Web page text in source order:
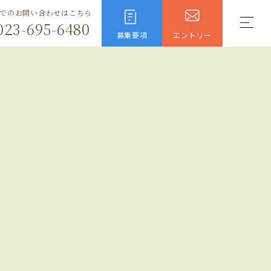
のお問い合わせはこちら
695-6480 募集要項 エントリー